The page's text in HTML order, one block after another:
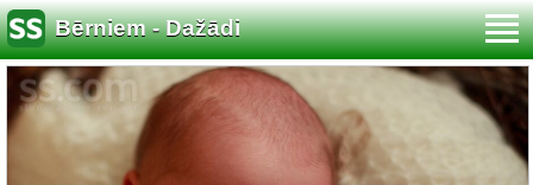
Bērniem - Dažādi